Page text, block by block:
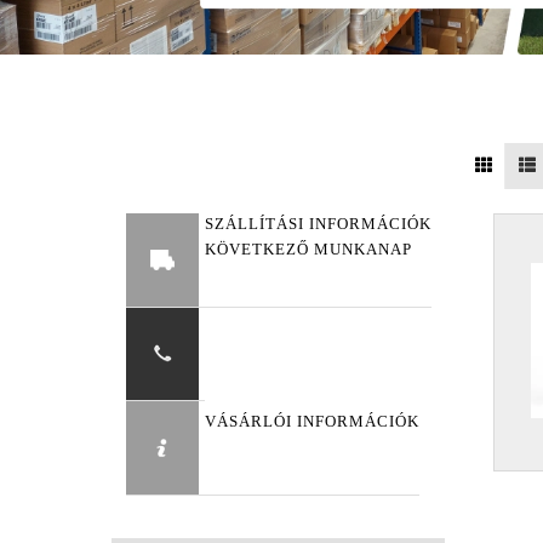
SZÁLLÍTÁSI INFORMÁCIÓK
KÖVETKEZŐ MUNKANAP
VÁSÁRLÓI INFORMÁCIÓK